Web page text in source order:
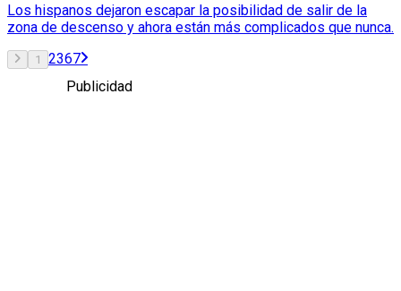
Los hispanos dejaron escapar la posibilidad de salir de la
zona de descenso y ahora están más complicados que nunca.
1 2367
Publicidad